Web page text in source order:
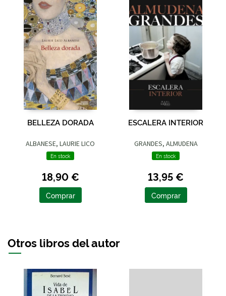
BELLEZA DORADA
ALBANESE, LAURIE LICO
En stock
18,90 €
Comprar
ESCALERA INTERIOR
GRANDES, ALMUDENA
En stock
13,95 €
Comprar
Otros libros del autor